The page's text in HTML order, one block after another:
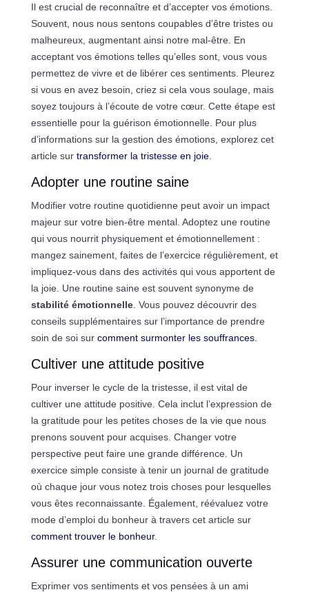
Il est crucial de reconnaître et d’accepter vos émotions.
Souvent, nous nous sentons coupables d’être tristes ou
malheureux, augmentant ainsi notre mal-être. En
acceptant vos émotions telles qu’elles sont, vous vous
permettez de vivre et de libérer ces sentiments. Pleurez
si vous en avez besoin, criez si cela vous soulage, mais
soyez toujours à l’écoute de votre cœur. Cette étape est
essentielle pour la guérison émotionnelle. Pour plus
d’informations sur la gestion des émotions, explorez cet
article sur transformer la tristesse en joie.
Adopter une routine saine
Modifier votre routine quotidienne peut avoir un impact
majeur sur votre bien-être mental. Adoptez une routine
qui vous nourrit physiquement et émotionnellement :
mangez sainement, faites de l’exercice régulièrement, et
impliquez-vous dans des activités qui vous apportent de
la joie. Une routine saine est souvent synonyme de
stabilité émotionnelle. Vous pouvez découvrir des
conseils supplémentaires sur l’importance de prendre
soin de soi sur comment surmonter les souffrances.
Cultiver une attitude positive
Pour inverser le cycle de la tristesse, il est vital de
cultiver une attitude positive. Cela inclut l’expression de
la gratitude pour les petites choses de la vie que nous
prenons souvent pour acquises. Changer votre
perspective peut faire une grande différence. Un
exercice simple consiste à tenir un journal de gratitude
où chaque jour vous notez trois choses pour lesquelles
vous êtes reconnaissante. Également, réévaluez votre
mode d’emploi du bonheur à travers cet article sur
comment trouver le bonheur.
Assurer une communication ouverte
Exprimer vos sentiments et vos pensées à un ami